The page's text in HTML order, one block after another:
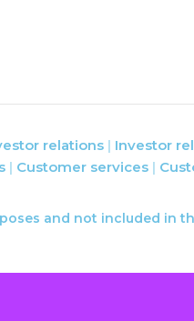
relations Investor
Customer services
and not included in